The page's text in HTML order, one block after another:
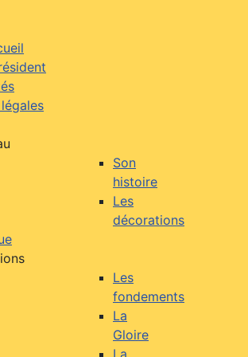
Son
histoire
Les
décorations
Les
fondements
La
Gloire
La